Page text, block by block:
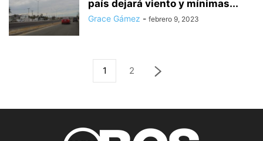
país dejará viento y mínimas...
Grace Gámez - febrero 9, 2023
1 2